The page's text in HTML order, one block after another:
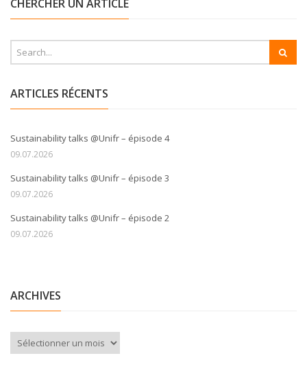
CHERCHER UN ARTICLE
ARTICLES RÉCENTS
Sustainability talks @Unifr – épisode 4
09.07.2026
Sustainability talks @Unifr – épisode 3
09.07.2026
Sustainability talks @Unifr – épisode 2
09.07.2026
ARCHIVES
Archives